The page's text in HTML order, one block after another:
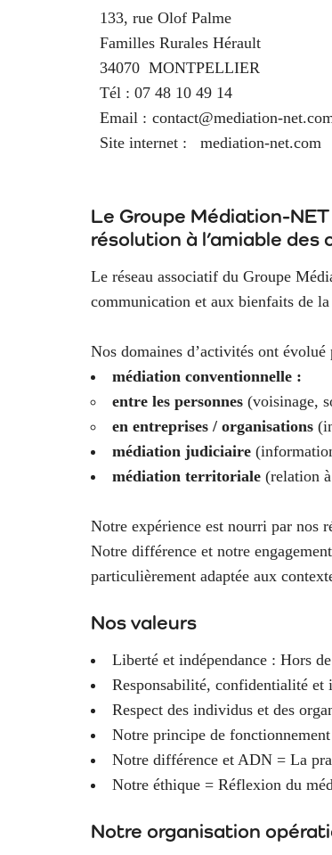
133, rue Olof Palme
Familles Rurales Hérault
34070 MONTPELLIER
Tél : 07 48 10 49 14
Email : contact@mediation-
Site internet :
mediation-net.com
Le Groupe Médiation-
résolution à l’amiable
Le réseau associatif du Groupe
communication et aux bienfaits de
Nos domaines d’activités ont
médiation conventionnelle :
entre les personnes (voisinage,
en entreprises / organisations
médiation judiciaire
médiation territoriale (relation
Notre expérience est nourri par nos
Notre différence et notre
particulièrement adaptée aux
Nos valeurs
Liberté et indépendance : Hors
Responsabilité, confidentialité et
Respect des individus et des
Notre principe de
Notre différence et ADN = La
Notre éthique = Réflexion du
Notre organisation